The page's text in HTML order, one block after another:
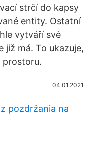
strčí do kapsy
entity. Ostatní
vytváří své
již má. To ukazuje,
prostoru.
04.01.2021
pozdržania na